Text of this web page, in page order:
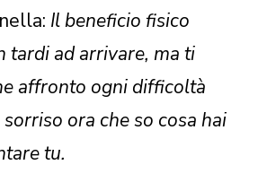
Il beneficio fisico
tardi ad arrivare, ma ti
affronto ogni difficoltà
sorriso ora che so cosa hai
tu.